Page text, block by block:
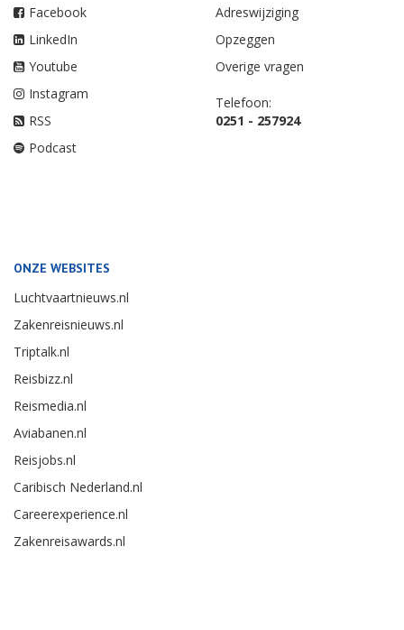
Facebook
LinkedIn
Youtube
Instagram
RSS
Podcast
Adreswijziging
Opzeggen
Overige vragen
Telefoon:
0251 - 257924
ONZE WEBSITES
Luchtvaartnieuws.nl
Zakenreisnieuws.nl
Triptalk.nl
Reisbizz.nl
Reismedia.nl
Aviabanen.nl
Reisjobs.nl
Caribisch Nederland.nl
Careerexperience.nl
Zakenreisawards.nl